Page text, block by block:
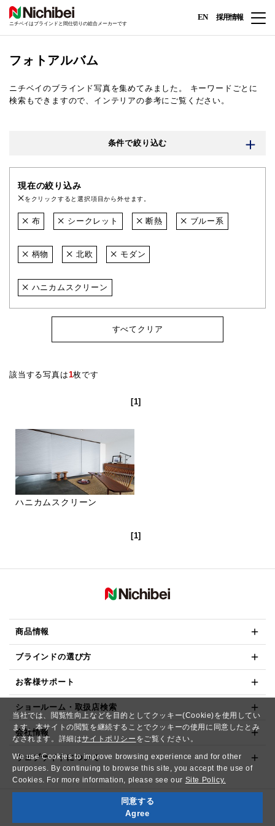
当社では、閲覧性向上などを目的としてクッキー(Cookie)を使用してい
ます。本サイトの閲覧を継続することでクッキーの使用に同意したとみ
なされます。詳細はサイトポリシー をご覧ください。
We use Cookies to improve browsing experience and for other
purposes. By continuing to browse this site, you accept the use of
Cookies. For more information, please see our Site Policy.
同意する
Agree
ニチベイはブラインドと間仕切りの総合メーカーです
EN 採用情報
フォトアルバム
ニチベイのブラインド写真を集めてみました。
キーワードごとに
検索もできますので、インテリアの参考にご覧ください。
条件で絞り込む
現在の絞り込み
をクリックすると選択項目から外せます。
布 シークレット 断熱 ブルー系
柄物 北欧 モダン
ハニカムスクリーン
すべてクリア
該当する写真は1枚です
[1]
ハニカムスクリーン
[1]
商品情報
ブラインドの選び方
お客様サポート
ショールーム・取扱店検索
会社情報
ウェブサイトについて
Copyright© NICHIBEI CO.,LTD. All Rights Reserved.